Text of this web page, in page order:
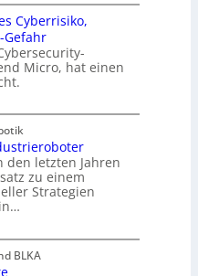
Cyberrisiko,
Gefahr
Micro, hat einen
den letzten Jahren
zu einem
Strategien
BLKA